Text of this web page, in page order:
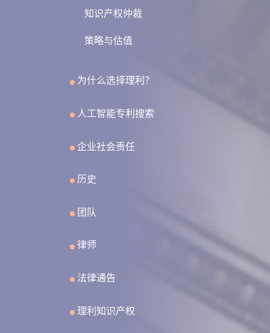
知识产权仲裁
策略与估值
为什么选择理利？
人工智能专利搜索
企业社会责任
历史
团队
律师
法律通告
理利知识产权